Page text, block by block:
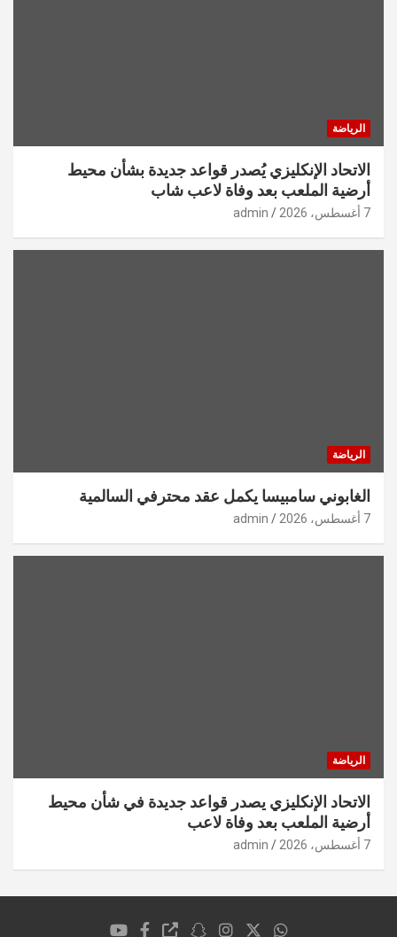
الرياضة
الاتحاد الإنكليزي يُصدر قواعد جديدة بشأن محيط
أرضية الملعب بعد وفاة لاعب شاب
7 أغسطس، 2026 admin
الرياضة
الغابوني سامبيسا يكمل عقد محترفي السالمية
7 أغسطس، 2026 admin
الرياضة
الاتحاد الإنكليزي يصدر قواعد جديدة في شأن محيط
أرضية الملعب بعد وفاة لاعب
7 أغسطس، 2026 admin